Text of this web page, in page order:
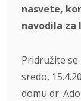
nasvete,
navodila za
Pridružite se
sredo,
domu dr.